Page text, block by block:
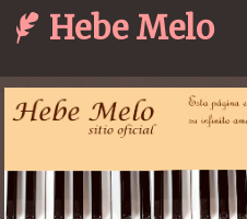
Hebe Melo